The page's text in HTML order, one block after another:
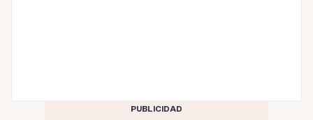
PUBLICIDAD